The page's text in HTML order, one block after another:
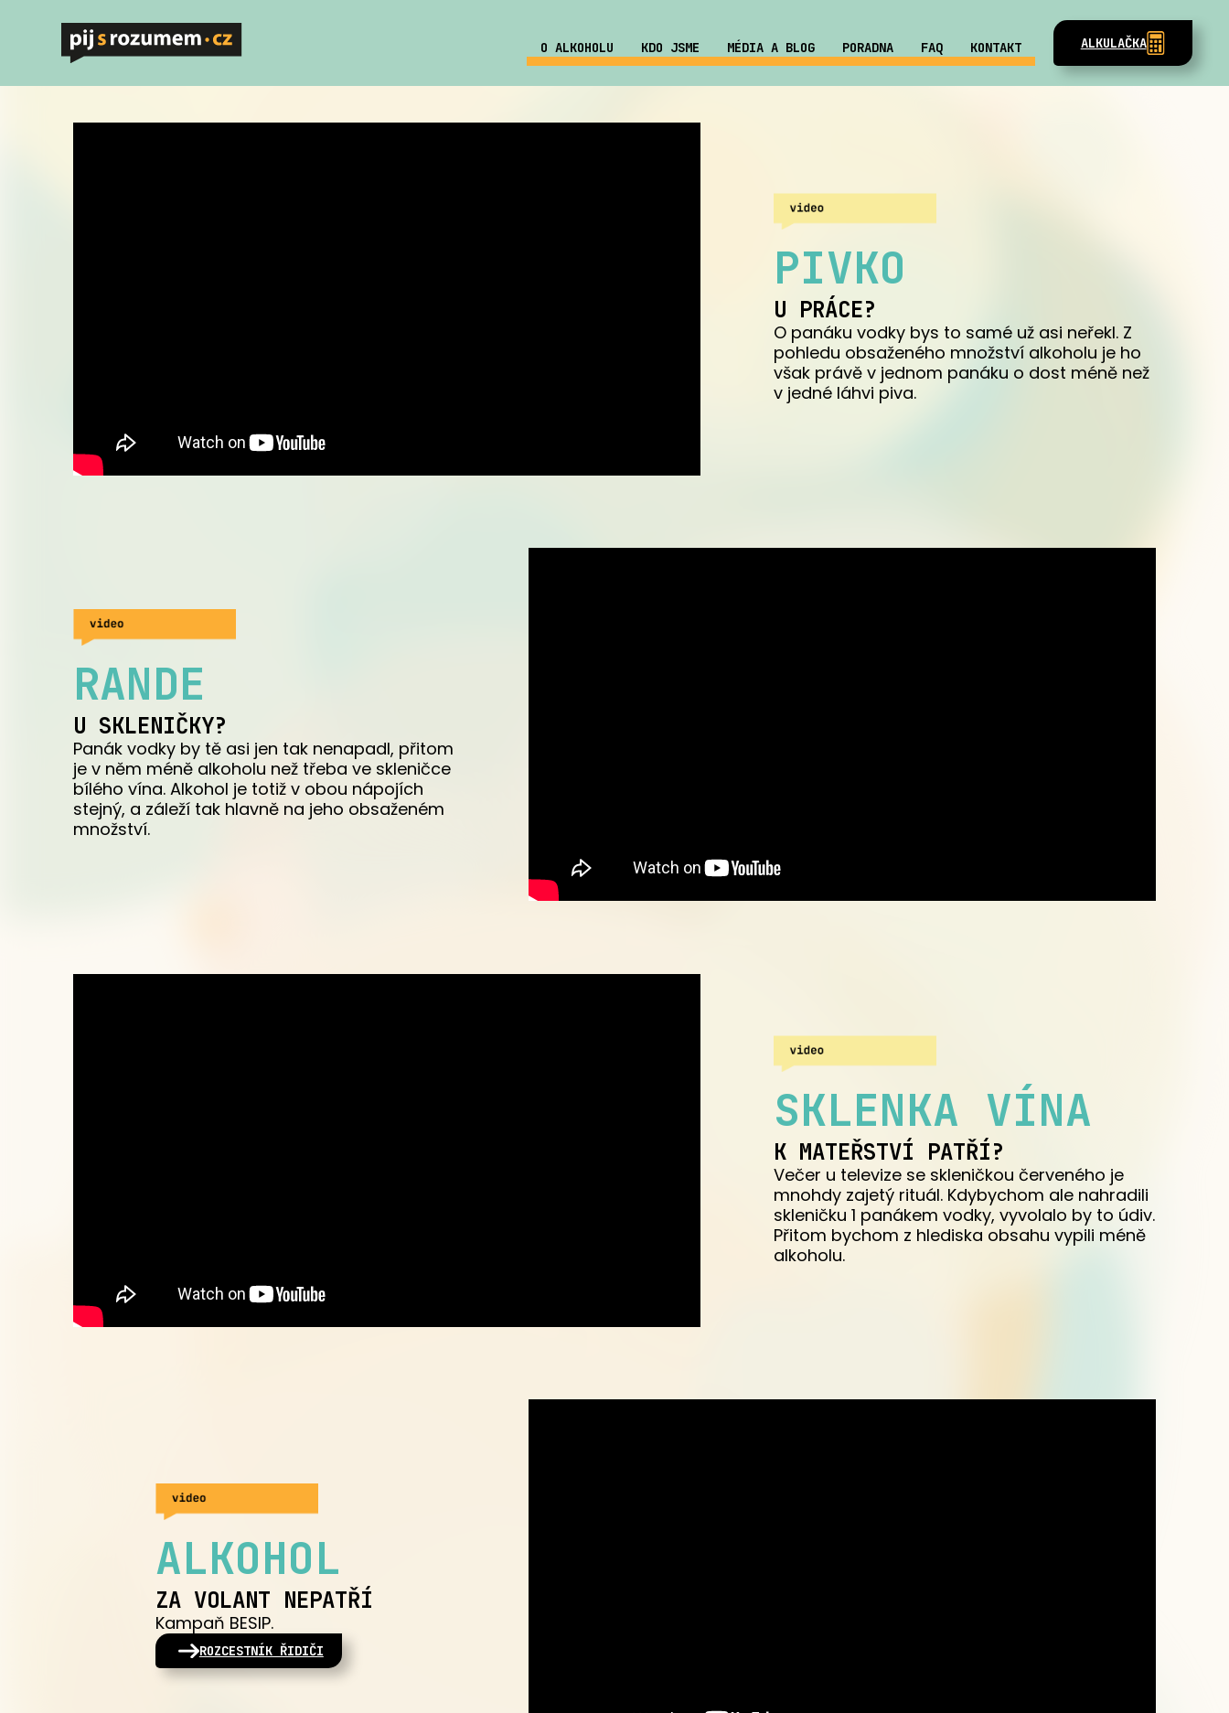
O ALKOHOLU KDO JSME MÉDIA A BLOG PORADNA FAQ KONTAKT ALKULAČKA
PIVKO
U PRÁCE?
O panáku vodky bys to samé už asi neřekl. Z
pohledu obsaženého množství alkoholu je ho
však právě v jednom panáku o dost méně než
v jedné láhvi piva.
RANDE
U SKLENIČKY?
Panák vodky by tě asi jen tak nenapadl, přitom
je v něm méně alkoholu než třeba ve skleničce
bílého vína. Alkohol je totiž v obou nápojích
stejný, a záleží tak hlavně na jeho obsaženém
množství.
SKLENKA VÍNA
K MATEŘSTVÍ PATŘÍ?
Večer u televize se skleničkou červeného je
mnohdy zajetý rituál. Kdybychom ale nahradili
skleničku 1 panákem vodky, vyvolalo by to údiv.
Přitom bychom z hlediska obsahu vypili méně
alkoholu.
ALKOHOL
ZA VOLANT NEPATŘÍ
Kampaň BESIP.
ROZCESTNÍK ŘIDIČI